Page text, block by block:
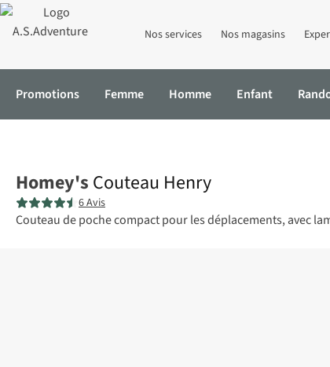
Nos services Nos magasins
Promotions Femme Homme Enfant
Homey's Couteau Henry
6 Avis
Couteau de poche compact pour les déplacements, avec